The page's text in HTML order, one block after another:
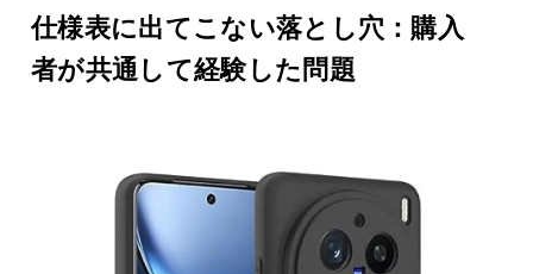
仕様表に出てこない落とし穴：購入
者が共通して経験した問題